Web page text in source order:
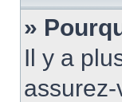
»
Il y a